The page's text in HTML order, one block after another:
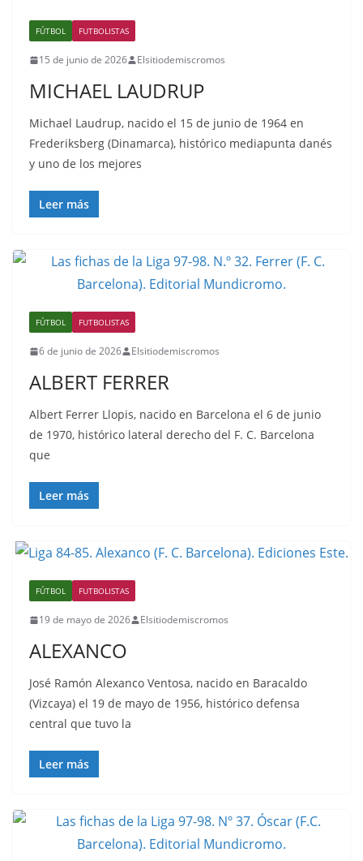
FÚTBOL FUTBOLISTAS
15 de junio de 2026 Elsitiodemiscromos
MICHAEL LAUDRUP
Michael Laudrup, nacido el 15 de junio de 1964 en
Frederiksberg (Dinamarca), histórico mediapunta danés
y uno de los mejores
Leer más
FÚTBOL FUTBOLISTAS
6 de junio de 2026 Elsitiodemiscromos
ALBERT FERRER
Albert Ferrer Llopis, nacido en Barcelona el 6 de junio
de 1970, histórico lateral derecho del F. C. Barcelona
que
Leer más
FÚTBOL FUTBOLISTAS
19 de mayo de 2026 Elsitiodemiscromos
ALEXANCO
José Ramón Alexanco Ventosa, nacido en Baracaldo
(Vizcaya) el 19 de mayo de 1956, histórico defensa
central que tuvo la
Leer más